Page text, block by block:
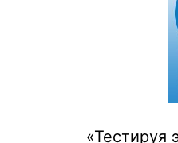
«Тестируя